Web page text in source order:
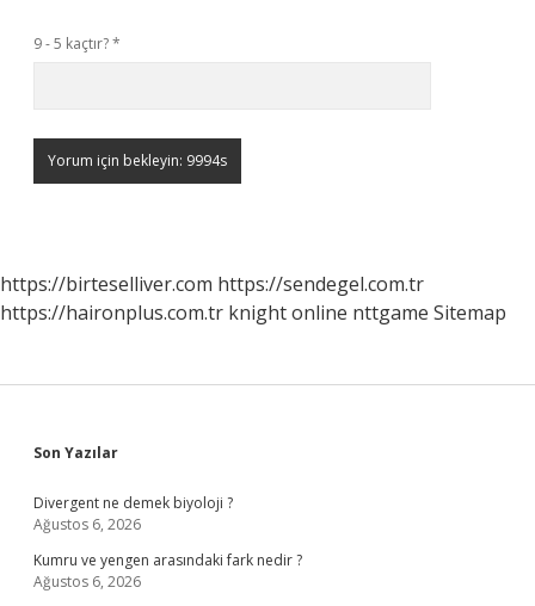
9 - 5 kaçtır?*
https://birteselliver.com https://sendegel.com.tr
https://haironplus.com.tr knight online nttgame Sitemap
Sidebar
Son Yazılar
Divergent ne demek biyoloji ?
Ağustos 6, 2026
Kumru ve yengen arasındaki fark nedir ?
Ağustos 6, 2026